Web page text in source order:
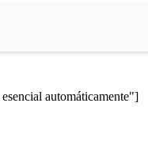
automáticamente"]